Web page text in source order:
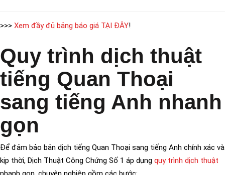
>>> Xem đầy đủ bảng báo giá TẠI ĐÂY!
Quy trình dịch thuật
tiếng Quan Thoại
sang tiếng Anh nhanh
gọn
Để đảm bảo bản dịch tiếng Quan Thoại sang tiếng Anh chính xác và
kịp thời, Dịch Thuật Công Chứng Số 1 áp dụng quy trình dịch thuật